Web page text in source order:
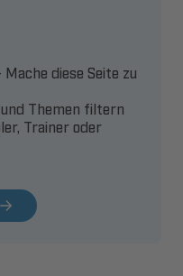
diese Seite zu
Themen filtern
Trainer oder